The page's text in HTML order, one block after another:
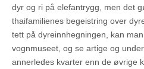
dyr og ri på elefantrygg, men det
thaifamilienes begeistring over
tett på dyreinnhegningen, kan
vognmuseet, og se artige og
annerledes kvarter enn de øvrige